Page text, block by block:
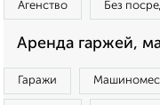
Агенство Без
Аренда гаржей,
Гаражи